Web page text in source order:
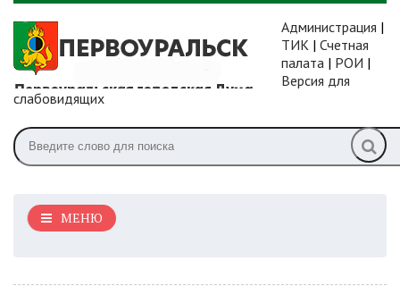
Администрация |
ТИК | Счетная
палата | РОИ |
Версия для
слабовидящих
МЕНЮ